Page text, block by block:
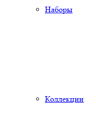
Наборы
Коллекции